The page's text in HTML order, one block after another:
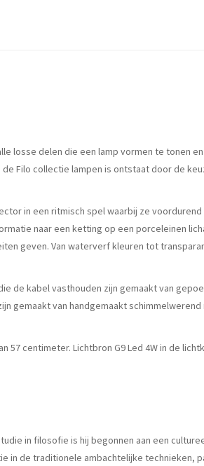
losse delen die een lamp vormen te
Filo collectie lampen is ontstaat door de
in een ritmisch spel waarbij ze
naar een ketting op een porceleinen
geven. Van waterverf kleuren tot
de kabel vasthouden zijn gemaakt van
gemaakt van handgemaakt
centimeter. Lichtbron G9 Led 4W in de
in filosofie is hij begonnen aan een
in de traditionele ambachtelijke